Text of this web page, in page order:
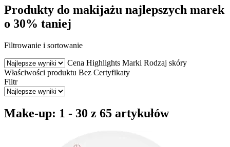
Produkty do makijażu najlepszych marek
o 30% taniej
Filtrowanie i sortowanie
Cena Highlights Marki Rodzaj skóry
Właściwości produktu Bez Certyfikaty
Filtr
Make-up: 1 - 30 z 65 artykułów